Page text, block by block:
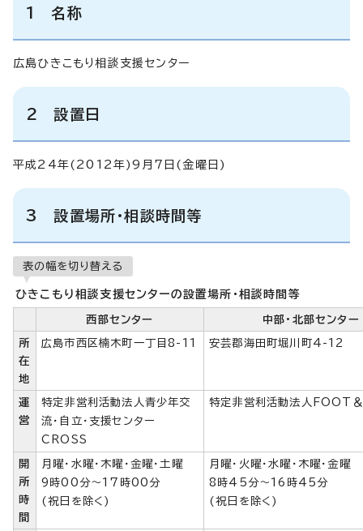
1 名称
広島ひきこもり相談支援センター
2 設置日
平成24年(2012年)9月7日(金曜日)
3 設置場所・相談時間等
表の幅を切り替える
ひきこもり相談支援センターの設置場所・相談時間等
西部センター 中部・北部センター
所
在
地
広島市西区楠木町一丁目8-11 安芸郡海田町堀川町4-12
運
営
特定非営利活動法人青少年交
流・自立・支援センター
CROSS
特定非営利活動法人FOOT
開
所
時
間
月曜・水曜・木曜・金曜・土曜
9時00分～17時00分
(祝日を除く)
月曜・火曜・水曜・木曜・金曜
8時45分～16時45分
(祝日を除く)